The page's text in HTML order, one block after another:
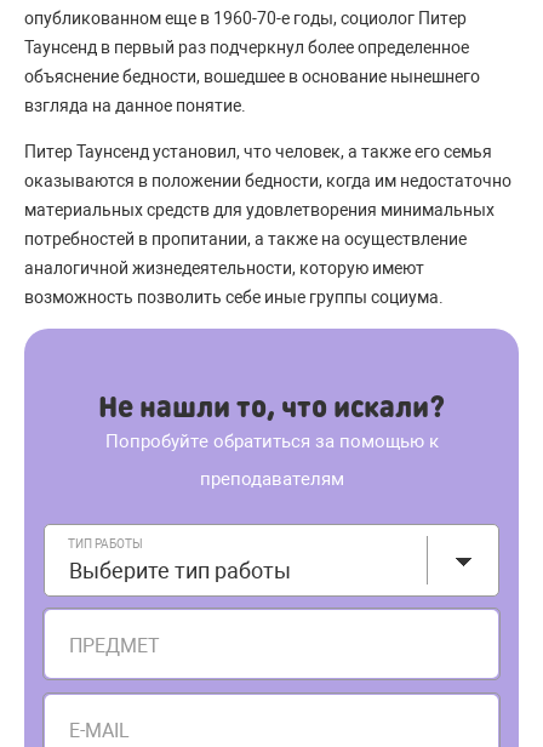
опубликованном еще в 1960-70-е годы, социолог Питер
Таунсенд в первый раз подчеркнул более определенное
объяснение бедности, вошедшее в основание нынешнего
взгляда на данное понятие.
Питер Таунсенд установил, что человек, а также его семья
оказываются в положении бедности, когда им недостаточно
материальных средств для удовлетворения минимальных
потребностей в пропитании, а также на осуществление
аналогичной жизнедеятельности, которую имеют
возможность позволить себе иные группы социума.
Не нашли то, что искали?
Попробуйте обратиться за помощью к
преподавателям
ТИП РАБОТЫ
Выберите тип работы
ПРЕДМЕТ
E-MAIL